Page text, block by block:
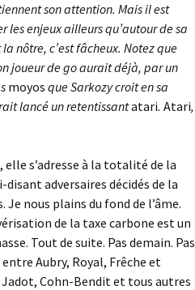
son attention. Mais il est
les enjeux ailleurs qu’autour de sa
nôtre, c’est fâcheux. Notez que
joueur de go aurait déjà, par un
moyos que Sarkozy croit en sa
lancé un retentissantatari. Atari,
elle s’adresse à la totalité de la
adversaires décidés de la
nous plains du fond de l’âme.
de la taxe carbone est un
Tout de suite. Pas demain. Pas
Aubry, Royal, Frêche et
Cohn-Bendit et tous autres